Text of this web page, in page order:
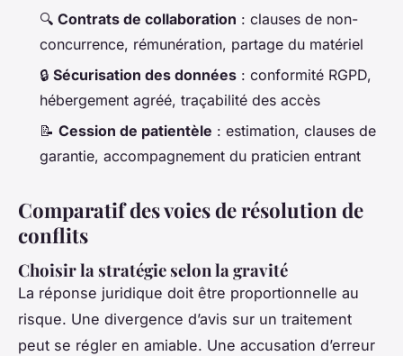
🔍 Contrats de collaboration : clauses de non-
concurrence, rémunération, partage du matériel
🔒 Sécurisation des données : conformité RGPD,
hébergement agréé, traçabilité des accès
📝 Cession de patientèle : estimation, clauses de
garantie, accompagnement du praticien entrant
Comparatif des voies de résolution de
conflits
Choisir la stratégie selon la gravité
La réponse juridique doit être proportionnelle au
risque. Une divergence d’avis sur un traitement
peut se régler en amiable. Une accusation d’erreur